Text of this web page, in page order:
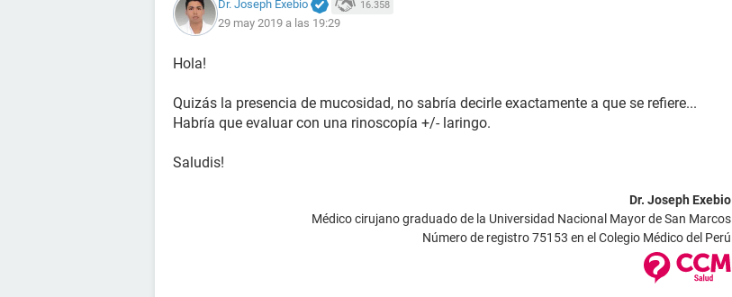
Dr. Joseph Exebio 16.358
29 may 2019 a las 19:29
Hola!
Quizás la presencia de mucosidad, no sabría decirle exactamente a que se refiere...
Habría que evaluar con una rinoscopía +/- laringo.
Saludis!
Dr. Joseph Exebio
Médico cirujano graduado de la Universidad Nacional Mayor de San Marcos
Número de registro 75153 en el Colegio Médico del Perú